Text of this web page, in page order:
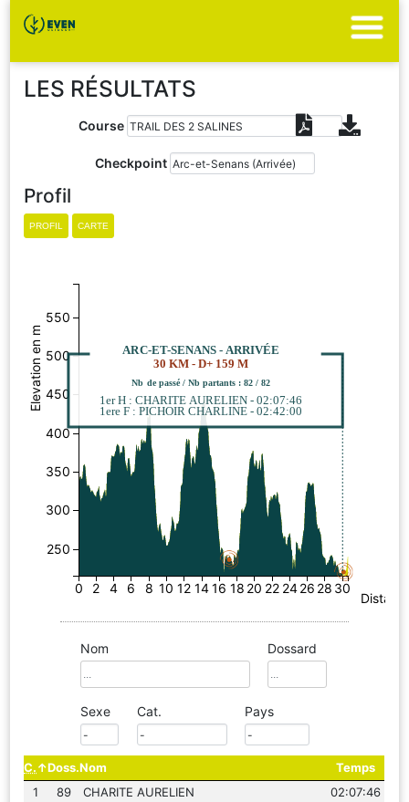
LES RÉSULTATS
Course
Checkpoint
Profil
0 2 4 6 8 10 12 1416 18 20 22 2426 28 30
250
300
350
400
450
500
550
Elevation en m
ARC-ET-SENANS - ARRIVÉE
30 KM - D+ 159 M
Nb de passé / Nb partants : 82 / 82
1er H : CHARITE AURELIEN - 02:07:46
1ere F : PICHOIR CHARLINE - 02:42:00
Nom Dossard
Sexe Cat. Pays
C. Doss.Nom
Temps
1
89 CHARITE AURELIEN
02:07:46